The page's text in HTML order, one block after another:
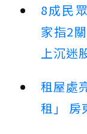
8成民
家指2
上沉迷
租屋處
租」 房